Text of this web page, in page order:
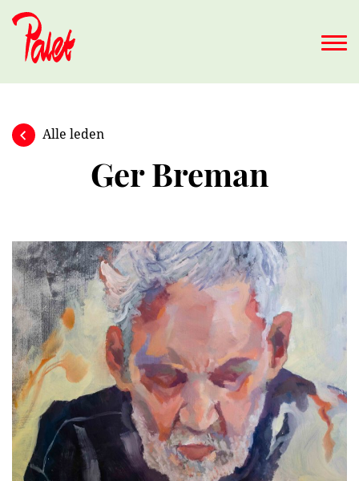
Naar hoofdinhoud
Alle leden
Ger Breman